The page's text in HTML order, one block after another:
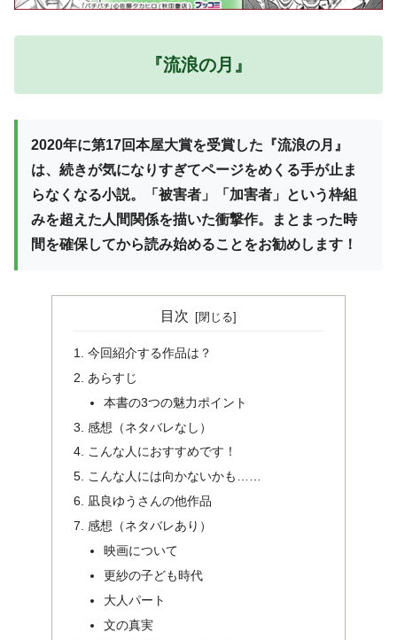
『流浪の月』
2020年に第17回本屋大賞を受賞した『流浪の月』
は、続きが気になりすぎてページをめくる手が止ま
らなくなる小説。「被害者」「加害者」という枠組
みを超えた人間関係を描いた衝撃作。まとまった時
間を確保してから読み始めることをお勧めします！
目次
今回紹介する作品は？
あらすじ
本書の3つの魅力ポイント
感想（ネタバレなし）
こんな人におすすめです！
こんな人には向かないかも……
凪良ゆうさんの他作品
感想（ネタバレあり）
映画について
更紗の子ども時代
大人パート
文の真実